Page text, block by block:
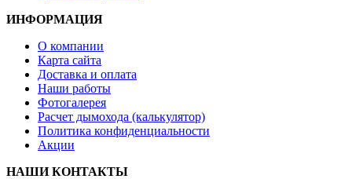
ИНФОРМАЦИЯ
О компании
Карта сайта
Доставка и оплата
Наши работы
Фотогалерея
Расчет дымохода (калькулятор)
Политика конфиденциальности
Акции
НАШИ КОНТАКТЫ